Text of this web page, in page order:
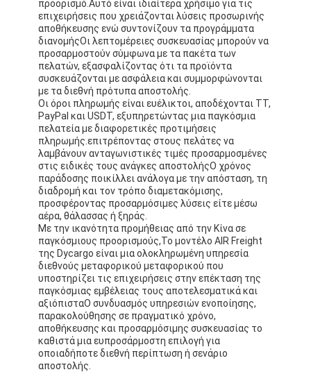
προορισμό.Αυτό είναι ιδιαίτερα χρήσιμο για τις
επιχειρήσεις που χρειάζονται λύσεις προσωρινής
αποθήκευσης ενώ συντονίζουν τα προγράμματα
διανομήςΟι λεπτομέρειες συσκευασίας μπορούν να
προσαρμοστούν σύμφωνα με τα πακέτα των
πελατών, εξασφαλίζοντας ότι τα προϊόντα
συσκευάζονται με ασφάλεια και συμμορφώνονται
με τα διεθνή πρότυπα αποστολής.
Οι όροι πληρωμής είναι ευέλικτοι, αποδέχονται TT,
PayPal και USDT, εξυπηρετώντας μια παγκόσμια
πελατεία με διαφορετικές προτιμήσεις
πληρωμής.επιτρέποντας στους πελάτες να
λαμβάνουν ανταγωνιστικές τιμές προσαρμοσμένες
στις ειδικές τους ανάγκες αποστολήςΟ χρόνος
παράδοσης ποικίλλει ανάλογα με την απόσταση, τη
διαδρομή και τον τρόπο διαμετακόμισης,
προσφέροντας προσαρμόσιμες λύσεις είτε μέσω
αέρα, θάλασσας ή ξηράς.
Με την ικανότητα προμήθειας από την Κίνα σε
παγκόσμιους προορισμούς,Το μοντέλο AIR Freight
της Dycargo είναι μια ολοκληρωμένη υπηρεσία
διεθνούς μεταφορικού μεταφορικού που
υποστηρίζει τις επιχειρήσεις στην επέκταση της
παγκόσμιας εμβέλειας τους αποτελεσματικά και
αξιόπισταΟ συνδυασμός υπηρεσιών ενοποίησης,
παρακολούθησης σε πραγματικό χρόνο,
αποθήκευσης και προσαρμόσιμης συσκευασίας το
καθιστά μια ευπροσάρμοστη επιλογή για
οποιαδήποτε διεθνή περίπτωση ή σενάριο
αποστολής.